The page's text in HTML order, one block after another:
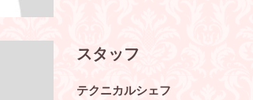
スタッフ
テクニカルシェフ